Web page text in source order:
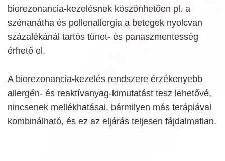
biorezonancia-kezelésnek köszönhetően pl. a
szénanátha és pollenallergia a betegek nyolcvan
százalékánál tartós tünet- és panaszmentesség
érhető el.
A biorezonancia-kezelés rendszere érzékenyebb
allergén- és reaktívanyag-kimutatást tesz lehetővé,
nincsenek mellékhatásai, bármilyen más terápiával
kombinálható, és ez az eljárás teljesen fájdalmatlan.